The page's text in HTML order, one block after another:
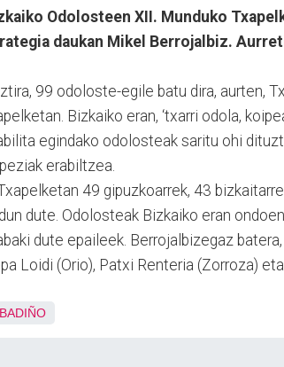
Odolosteen XII. Munduko
daukan Mikel Berrojalbiz.
99 odoloste-egile batu dira, aurten,
Bizkaiko eran, ‘txarri odola,
egindako odolosteak saritu ohi
erabiltzea.
49 gipuzkoarrek, 43
dute. Odolosteak Bizkaiko eran
dute epaileek. Berrojalbizegaz
Loidi (Orio), Patxi Renteria (Zorroza)